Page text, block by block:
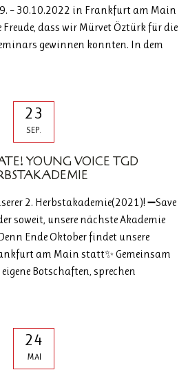
– 30.10.2022 in Frankfurt am Main
Freude, dass wir Mürvet Öztürk für die
gewinnen konnten. In dem
23
SEP.
YOUNG VOICE TGD
2. Herbstakademie(2021)! ➖Save
soweit, unsere nächste Akademie
Ende Oktober findet unsere
am Main statt✨ Gemeinsam
Botschaften, sprechen
24
MAI